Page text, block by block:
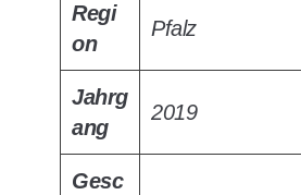
Regi
on
Pfalz
Jahrg
ang
2019
Gesc